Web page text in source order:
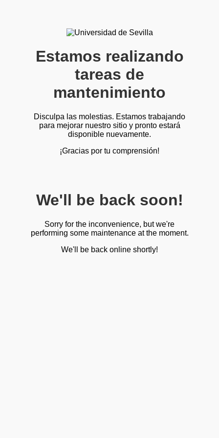
Estamos realizando
tareas de
mantenimiento
Disculpa las molestias. Estamos trabajando
para mejorar nuestro sitio y pronto estará
disponible nuevamente.
¡Gracias por tu comprensión!
We'll be back soon!
Sorry for the inconvenience, but we're
performing some maintenance at the moment.
We'll be back online shortly!